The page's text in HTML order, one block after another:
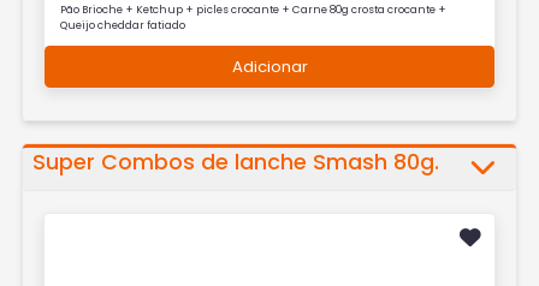
Pão Brioche + Ketchup + picles crocante + Carne 80g crosta crocante +
Queijo cheddar fatiado
Adicionar
Super Combos de lanche Smash 80g.